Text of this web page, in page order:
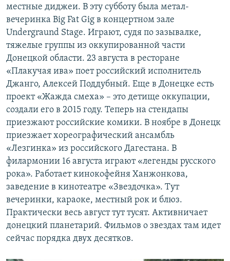
местные диджеи. В эту субботу была метал-
вечеринка Big Fat Gig в концертном зале
Undergraund Stage. Играют, судя по зазывалке,
тяжелые группы из оккупированной части
Донецкой области. 23 августа в ресторане
«Плакучая ива» поет российский исполнитель
Джанго, Алексей Поддубный. Еще в Донецке есть
проект «Жажда смеха» – это детище оккупации,
создали его в 2015 году. Теперь на стендапы
приезжают российские комики. В ноябре в Донецк
приезжает хореографический ансамбль
«Лезгинка» из российского Дагестана. В
филармонии 16 августа играют «легенды русского
рока». Работает кинокофейня Ханжонкова,
заведение в кинотеатре «Звездочка». Тут
вечеринки, караоке, местный рок и блюз.
Практически весь август тут тусят. Активничает
донецкий планетарий. Фильмов о звездах там идет
сейчас порядка двух десятков.